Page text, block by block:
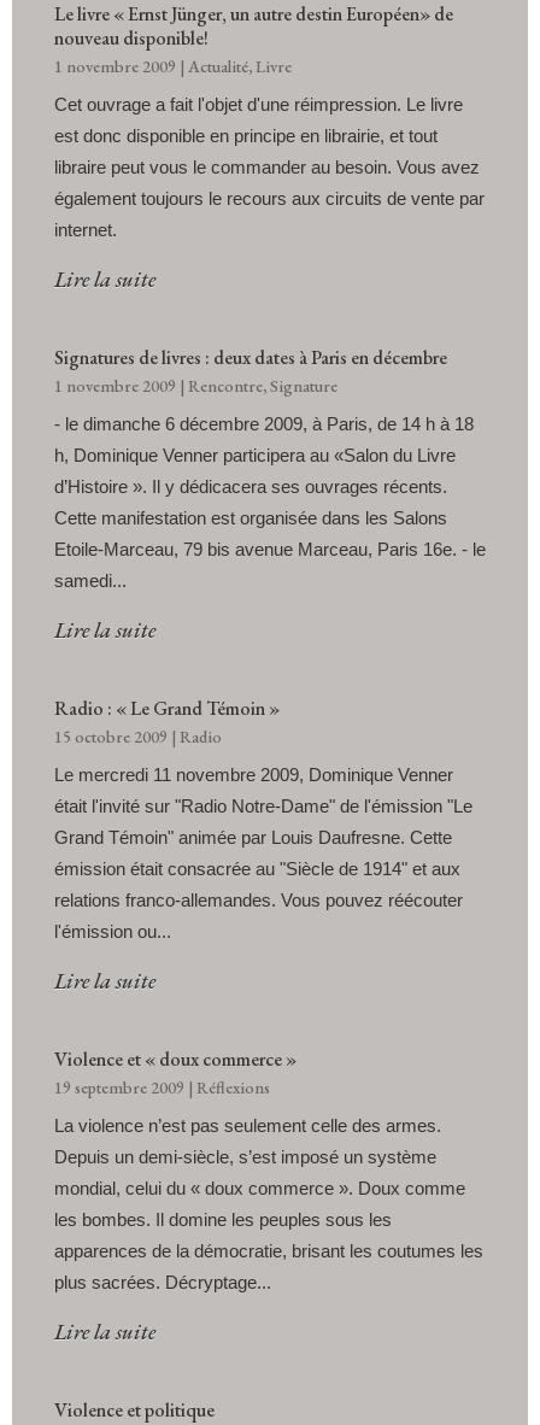
Le livre « Ernst Jünger, un autre destin Européen» de
nouveau disponible!
1 novembre 2009 | Actualité,Livre
Cet ouvrage a fait l'objet d'une réimpression. Le livre
est donc disponible en principe en librairie, et tout
libraire peut vous le commander au besoin. Vous avez
également toujours le recours aux circuits de vente par
internet.
Lire la suite
Signatures de livres : deux dates à Paris en décembre
1 novembre 2009 | Rencontre,Signature
- le dimanche 6 décembre 2009, à Paris, de 14 h à 18
h, Dominique Venner participera au «Salon du Livre
d’Histoire ». Il y dédicacera ses ouvrages récents.
Cette manifestation est organisée dans les Salons
Etoile-Marceau, 79 bis avenue Marceau, Paris 16e. - le
samedi...
Lire la suite
Radio : « Le Grand Témoin »
15 octobre 2009 | Radio
Le mercredi 11 novembre 2009, Dominique Venner
était l'invité sur "Radio Notre-Dame" de l'émission "Le
Grand Témoin" animée par Louis Daufresne. Cette
émission était consacrée au "Siècle de 1914" et aux
relations franco-allemandes. Vous pouvez réécouter
l'émission ou...
Lire la suite
Violence et « doux commerce »
19 septembre 2009 | Réflexions
La violence n’est pas seulement celle des armes.
Depuis un demi-siècle, s’est imposé un système
mondial, celui du « doux commerce ». Doux comme
les bombes. Il domine les peuples sous les
apparences de la démocratie, brisant les coutumes les
plus sacrées. Décryptage...
Lire la suite
Violence et politique